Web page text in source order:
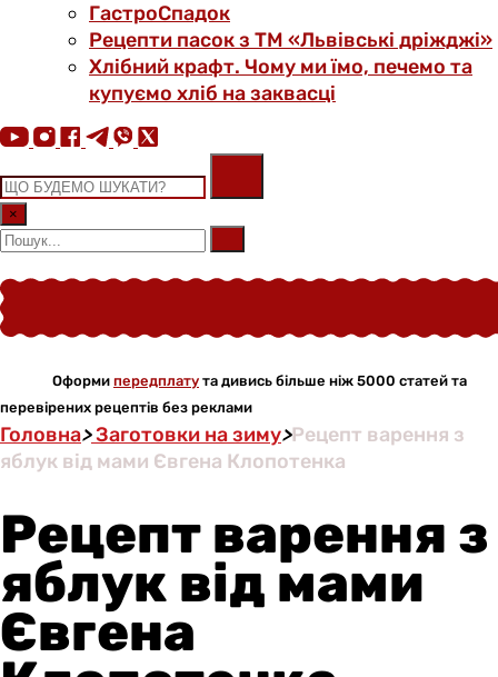
ГастроСпадок
Рецепти пасок з ТМ «Львівські дріжджі»
Хлібний крафт. Чому ми їмо, печемо та
купуємо хліб на заквасці
×
Оформи передплату та дивись більше ніж 5000 статей та
перевірених рецептів без реклами
Головна>Заготовки на зиму>Рецепт варення з
яблук від мами Євгена Клопотенка
Рецепт варення з
яблук від мами
Євгена